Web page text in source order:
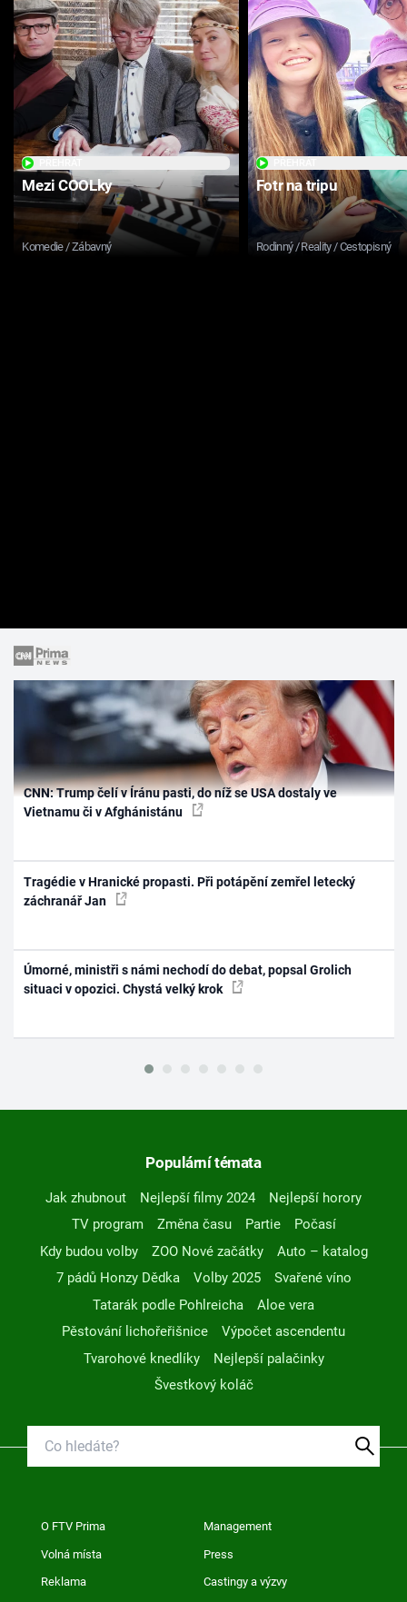
Mezi COOLky
Komedie / Zábavný
Fotr na tripu
Rodinný / Reality / Cestopisný
CNN: Trump čelí v Íránu pasti, do níž se USA dostaly ve
Vietnamu či v Afghánistánu
Tragédie v Hranické propasti. Při potápění zemřel letecký
záchranář Jan
Úmorné, ministři s námi nechodí do debat, popsal Grolich
situaci v opozici. Chystá velký krok
Populární témata
Jak zhubnout Nejlepší filmy 2024
Nejlepší horory
TV program
Změna času Partie
Počasí
Kdy budou volby
ZOO Nové začátky
Auto – katalog
7 pádů Honzy Dědka
Volby 2025
Svařené víno
Tatarák podle Pohlreicha
Aloe vera
Pěstování lichořeřišnice
Výpočet ascendentu
Tvarohové knedlíky
Nejlepší palačinky
Švestkový koláč
O FTV Prima Management
Volná místa Press
Reklama Castingy a výzvy